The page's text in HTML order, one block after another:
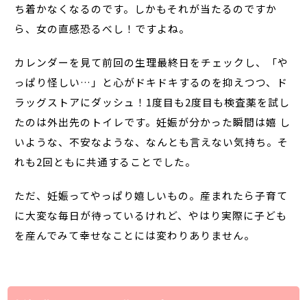
ち着かなくなるのです。しかもそれが当たるのですか
ら、女の直感恐るべし！ですよね。
カレンダーを見て前回の生理最終日をチェックし、「や
っぱり怪しい…」と心がドキドキするのを抑えつつ、ド
ラッグストアにダッシュ！1度目も2度目も検査薬を試し
たのは外出先のトイレです。妊娠が分かった瞬間は嬉 し
いような、不安なような、なんとも言えない気持ち。そ
れも2回ともに共通することでした。
ただ、妊娠ってやっぱり嬉しいもの。産まれたら子育て
に大変な毎日が待っているけれど、やはり実際に子ども
を産んでみて幸せなことには変わりありません。